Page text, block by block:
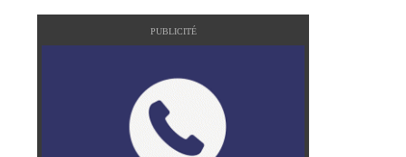
PUBLICITÉ